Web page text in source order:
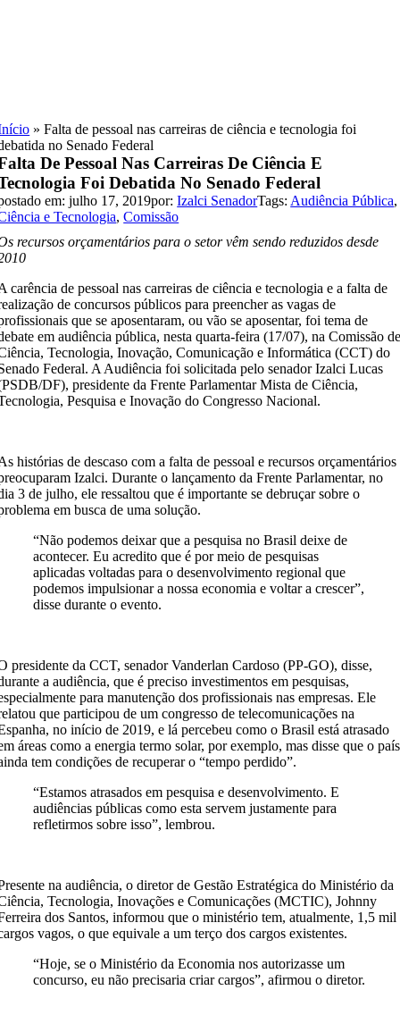
»Falta de pessoal nas carreiras de ciência e tecnologia foi
no Senado Federal
De Pessoal Nas Carreiras De Ciência E
Foi Debatida No Senado Federal
em: julho 17, 2019por:Izalci SenadorTags: Audiência Pública,
e Tecnologia,Comissão
recursos orçamentários para o setor vêm sendo reduzidos desde
carência de pessoal nas carreiras de ciência e tecnologia e a falta de
de concursos públicos para preencher as vagas de
que se aposentaram, ou vão se aposentar, foi tema de
em audiência pública, nesta quarta-feira (17/07), na Comissão
Tecnologia, Inovação, Comunicação e Informática (CCT) do
Federal. A Audiência foi solicitada pelo senador Izalci Lucas
DF), presidente da Frente Parlamentar Mista de Ciência,
Pesquisa e Inovação do Congresso Nacional.
histórias de descaso com a falta de pessoal e recursos orçamentários
Izalci. Durante o lançamento da Frente Parlamentar, no
3 de julho, ele ressaltou que é importante se debruçar sobre o
em busca de uma solução.
“Não podemos deixar que a pesquisa no Brasil deixe de
acontecer. Eu acredito que é por meio de pesquisas
aplicadas voltadas para o desenvolvimento regional que
podemos impulsionar a nossa economia e voltar a crescer”,
disse durante o evento.
presidente da CCT, senador Vanderlan Cardoso (PP-GO), disse,
a audiência, que é preciso investimentos em pesquisas,
para manutenção dos profissionais nas empresas. Ele
que participou de um congresso de telecomunicações na
no início de 2019, e lá percebeu como o Brasil está atrasado
áreas como a energia termo solar, por exemplo, mas disse que o país
tem condições de recuperar o “tempo perdido”.
“Estamos atrasados em pesquisa e desenvolvimento. E
audiências públicas como esta servem justamente para
refletirmos sobre isso”, lembrou.
na audiência, o diretor de Gestão Estratégica do Ministério da
Tecnologia, Inovações e Comunicações (MCTIC), Johnny
dos Santos, informou que o ministério tem, atualmente, 1,5 mil
vagos, o que equivale a um terço dos cargos existentes.
“Hoje, se o Ministério da Economia nos autorizasse um
concurso, eu não precisaria criar cargos”, afirmou o diretor.